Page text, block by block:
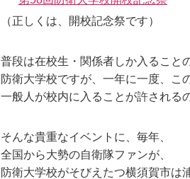
（正しくは、開校記念祭です）
普段は在校生・関係者しか入ること
防衛大学校ですが、一年に一度、こ
一般人が校内に入ることが許される
そんな貴重なイベントに、毎年、
全国から大勢の自衛隊ファンが、
防衛大学校がそびえたつ横須賀市は